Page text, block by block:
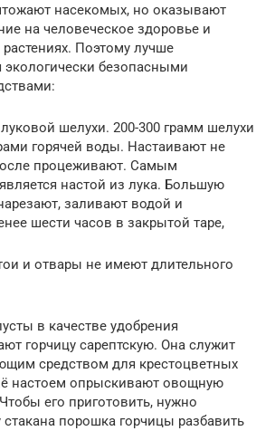
насекомых, но оказывают
на человеческое здоровье и
Поэтому лучше
экологически безопасными
шелухи. 200-300 грамм шелухи
горячей воды. Настаивают не
процеживают. Самым
настой из лука. Большую
заливают водой и
шести часов в закрытой таре,
и отвары не имеют длительного
в качестве удобрения
горчицу сарептскую. Она служит
средством для крестоцветных
настоем опрыскивают овощную
Чтобы его приготовить, нужно
порошка горчицы разбавить